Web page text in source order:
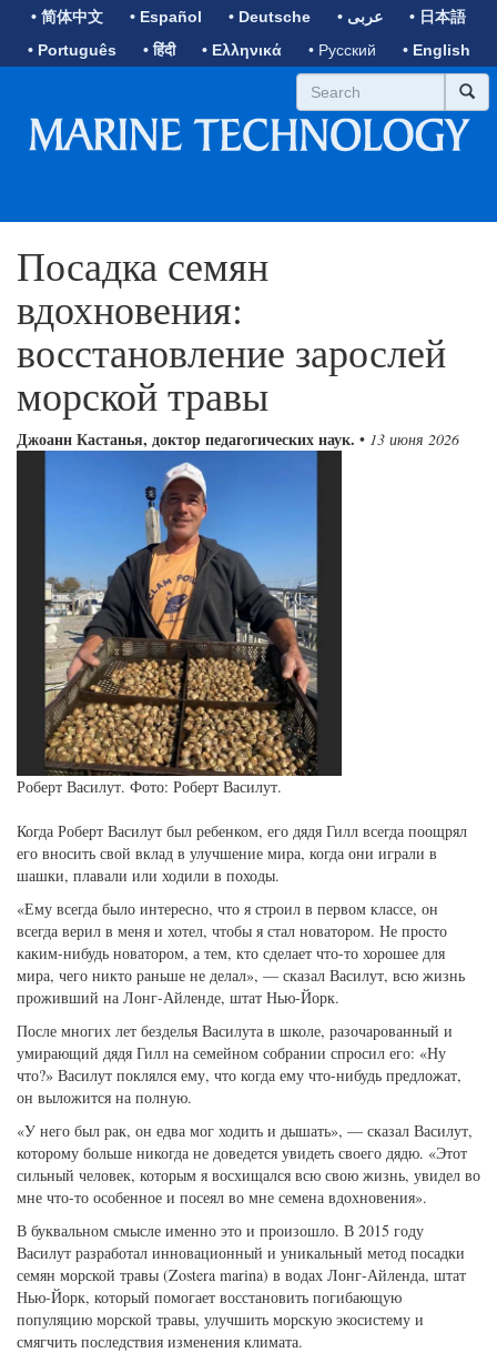
• 简体中文 • Español • Deutsche • عربى
• 日本語
• Português
• हिंदी • Ελληνικά • Русский • English
Посадка семян
вдохновения:
восстановление зарослей
морской травы
Джоанн Кастанья, доктор педагогических наук. • 13 июня 2026
Роберт Василут. Фото: Роберт Василут.
Когда Роберт Василут был ребенком, его дядя Гилл всегда поощрял
его вносить свой вклад в улучшение мира, когда они играли в
шашки, плавали или ходили в походы.
«Ему всегда было интересно, что я строил в первом классе, он
всегда верил в меня и хотел, чтобы я стал новатором. Не просто
каким-нибудь новатором, а тем, кто сделает что-то хорошее для
мира, чего никто раньше не делал», — сказал Василут, всю жизнь
проживший на Лонг-Айленде, штат Нью-Йорк.
После многих лет безделья Василута в школе, разочарованный и
умирающий дядя Гилл на семейном собрании спросил его: «Ну
что?» Василут поклялся ему, что когда ему что-нибудь предложат,
он выложится на полную.
«У него был рак, он едва мог ходить и дышать», — сказал Василут,
которому больше никогда не доведется увидеть своего дядю. «Этот
сильный человек, которым я восхищался всю свою жизнь, увидел во
мне что-то особенное и посеял во мне семена вдохновения».
В буквальном смысле именно это и произошло. В 2015 году
Василут разработал инновационный и уникальный метод посадки
семян морской травы (Zostera marina) в водах Лонг-Айленда, штат
Нью-Йорк, который помогает восстановить погибающую
популяцию морской травы, улучшить морскую экосистему и
смягчить последствия изменения климата.